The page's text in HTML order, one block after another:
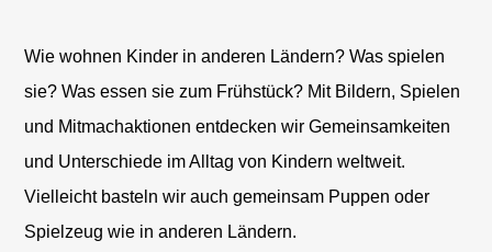
Wie wohnen Kinder in anderen Ländern? Was spielen
sie? Was essen sie zum Frühstück? Mit Bildern, Spielen
und Mitmachaktionen entdecken wir Gemeinsamkeiten
und Unterschiede im Alltag von Kindern weltweit.
Vielleicht basteln wir auch gemeinsam Puppen oder
Spielzeug wie in anderen Ländern.